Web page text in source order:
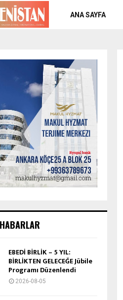
ANA SAYFA
EBEDİ BİRLİK – 5 YIL:
BİRLİKTEN GELECEĞE Jübile
Programı Düzenlendi
2026-08-05